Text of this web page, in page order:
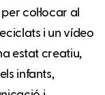
col·locar al
i un vídeo
estat creatiu,
infants,